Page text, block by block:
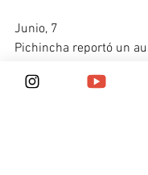
Junio, 7
Pichincha reportó un
ubica como la